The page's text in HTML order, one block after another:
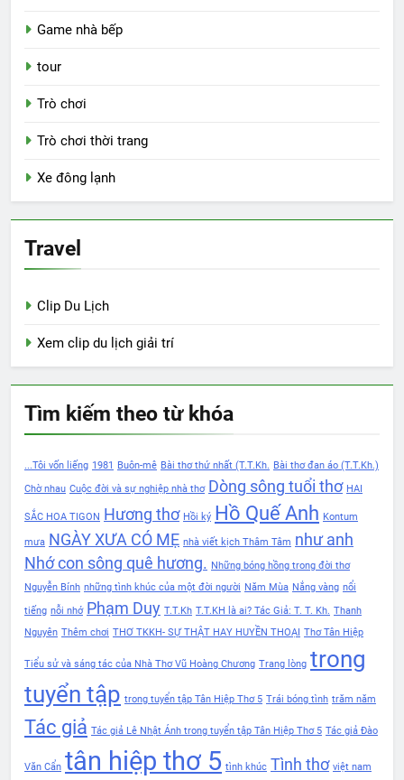
Game nhà bếp
tour
Trò chơi
Trò chơi thời trang
Xe đông lạnh
Travel
Clip Du Lịch
Xem clip du lịch giải trí
Tìm kiếm theo từ khóa
...Tôi vốn liếng 1981 Buôn-mê Bài thơ thứ nhất (T.T.Kh. Bài thơ đan áo (T.T.Kh.)
Chờ nhau Cuộc đời và sự nghiệp nhà thơ Dòng sông tuổi thơ HAI
SẮC HOA TIGON Hương thơ Hồi ký Hồ Quế Anh Kontum
mưa NGÀY XƯA CÓ MẸ nhà viết kịch Thâm Tâm như anh
Nhớ con sông quê hương. Những bóng hồng trong đời thơ
Nguyễn Bính những tình khúc của một đời người Năm Mùa Nắng vàng nổi
tiếng nỗi nhớ Phạm Duy T.T.Kh T.T.KH là ai? Tác Giả: T. T. Kh. Thanh
Nguyên Thêm chơi THƠ TKKH- SỰ THẬT HAY HUYỀN THOẠI Thơ Tân Hiệp
Tiểu sử và sáng tác của Nhà Thơ Vũ Hoàng Chương Trang lòng trong
tuyển tập trong tuyển tập Tân Hiệp Thơ 5 Trái bóng tình trăm năm
Tác giả Tác giả Lê Nhật Ánh trong tuyển tập Tân Hiệp Thơ 5 Tác giả Đào
Văn Cẩn tân hiệp thơ 5 tình khúc Tình thơ việt nam